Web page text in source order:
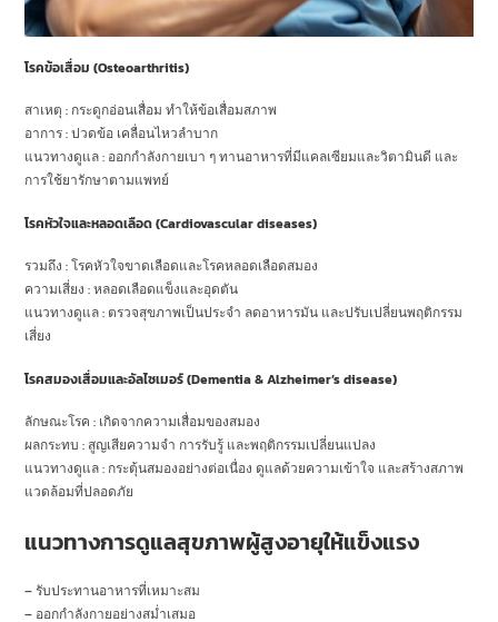
โรคข้อเสื่อม (Osteoarthritis)
สาเหตุ : กระดูกอ่อนเสื่อม ทำให้ข้อเสื่อมสภาพ
อาการ : ปวดข้อ เคลื่อนไหวลำบาก
แนวทางดูแล : ออกกำลังกายเบา ๆ ทานอาหารที่มีแคลเซียมและวิตามินดี และ
การใช้ยารักษาตามแพทย์
โรคหัวใจและหลอดเลือด (Cardiovascular diseases)
รวมถึง : โรคหัวใจขาดเลือดและโรคหลอดเลือดสมอง
ความเสี่ยง : หลอดเลือดแข็งและอุดตัน
แนวทางดูแล : ตรวจสุขภาพเป็นประจำ ลดอาหารมัน และปรับเปลี่ยนพฤติกรรม
เสี่ยง
โรคสมองเสื่อมและอัลไซเมอร์ (Dementia & Alzheimer’s disease)
ลักษณะโรค : เกิดจากความเสื่อมของสมอง
ผลกระทบ : สูญเสียความจำ การรับรู้ และพฤติกรรมเปลี่ยนแปลง
แนวทางดูแล : กระตุ้นสมองอย่างต่อเนื่อง ดูแลด้วยความเข้าใจ และสร้างสภาพ
แวดล้อมที่ปลอดภัย
แนวทางการดูแลสุขภาพผู้สูงอายุให้แข็งแรง
– รับประทานอาหารที่เหมาะสม
– ออกกำลังกายอย่างสม่ำเสมอ